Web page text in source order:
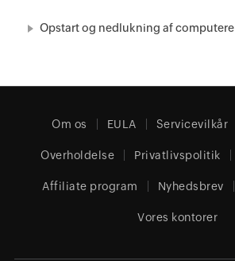
Opstart og nedlukning af computere
Om os EULA Servicevilkår
Overholdelse Privatlivspolitik
Affiliate program Nyhedsbrev
Vores kontorer